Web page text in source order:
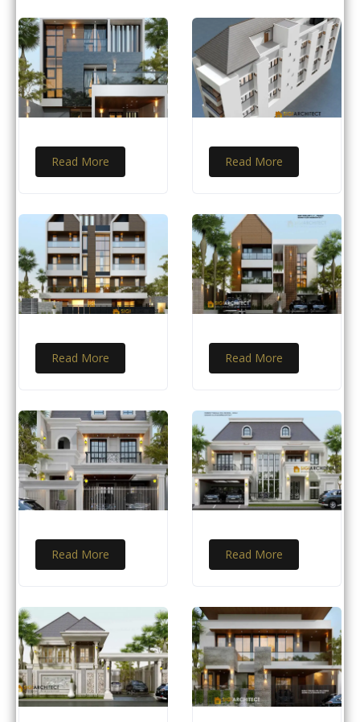
Read More Read More
Read More Read More
Read More Read More